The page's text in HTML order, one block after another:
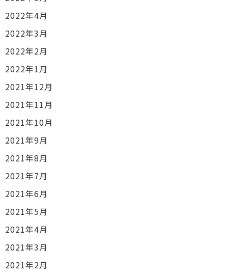
2022年4月
2022年3月
2022年2月
2022年1月
2021年12月
2021年11月
2021年10月
2021年9月
2021年8月
2021年7月
2021年6月
2021年5月
2021年4月
2021年3月
2021年2月